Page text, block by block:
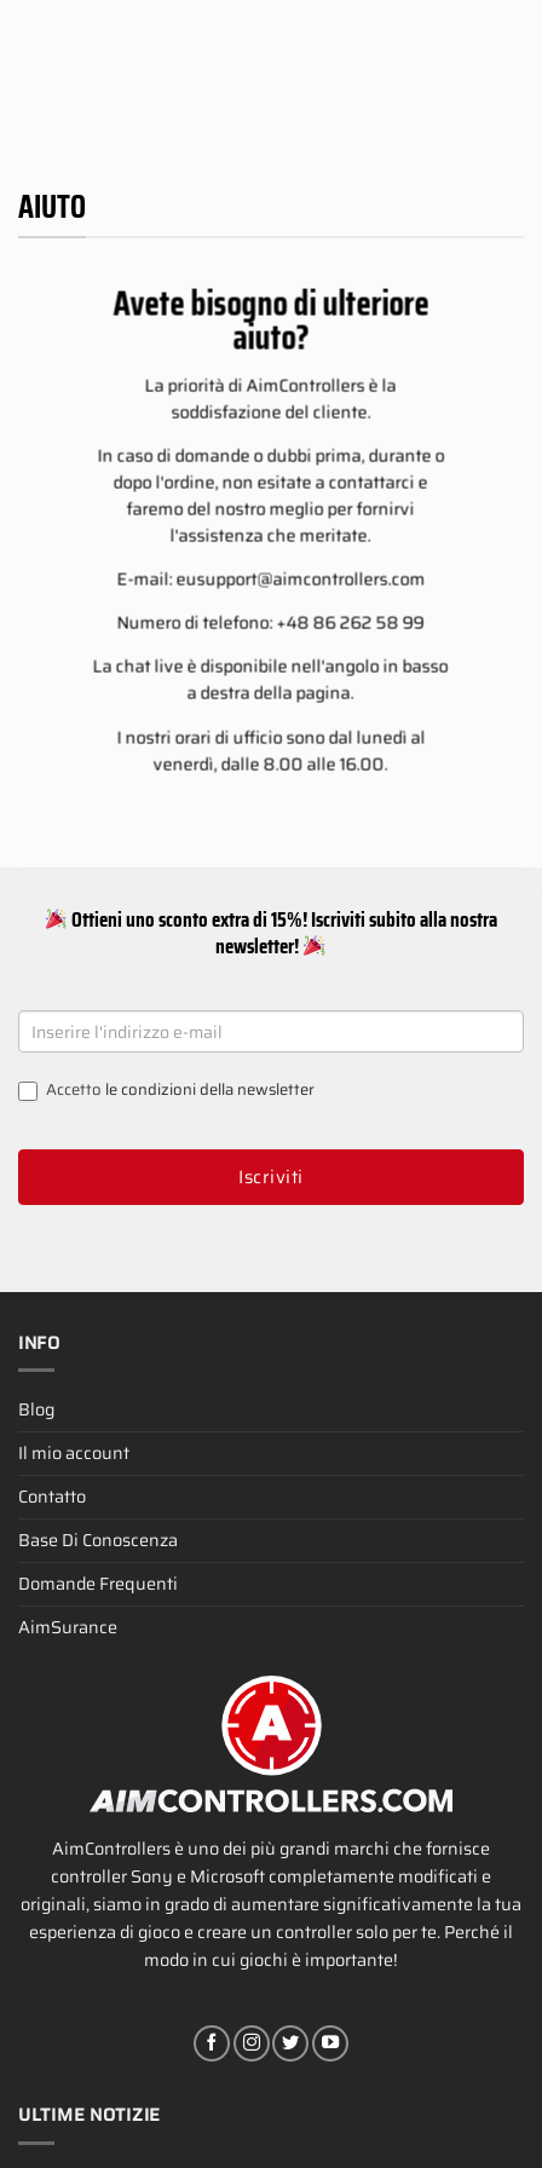
AIUTO
Avete bisogno di ulteriore
aiuto?
La priorità di AimControllers è la
soddisfazione del cliente.
In caso di domande o dubbi prima, durante o
dopo l'ordine, non esitate a contattarci e
faremo del nostro meglio per fornirvi
l'assistenza che meritate.
E-mail:eusupport@aimcontrollers.com
Numero di telefono: +48 86 262 58 99
La chat live è disponibile nell'angolo in basso
a destra della pagina.
I nostri orari di ufficio sono dal lunedì al
venerdì, dalle 8.00 alle 16.00.
Ottieni uno sconto extra di 15%! Iscriviti subito alla nostra
newsletter!
NEWSLETTER
SIGNUP
Accetto le condizioni della newsletter
Iscriviti
INFO
Blog
Il mio account
Contatto
Base Di Conoscenza
Domande Frequenti
AimSurance
AimControllers è uno dei più grandi marchi che fornisce
controller Sony e Microsoft completamente modificati e
originali, siamo in grado di aumentare significativamente la tua
esperienza di gioco e creare un controller solo per te. Perché il
modo in cui giochi è importante!
ULTIME NOTIZIE